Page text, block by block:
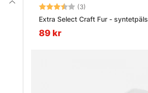
Betyg: (3)
Extra Select Craft Fur - syntetpäls
89 kr